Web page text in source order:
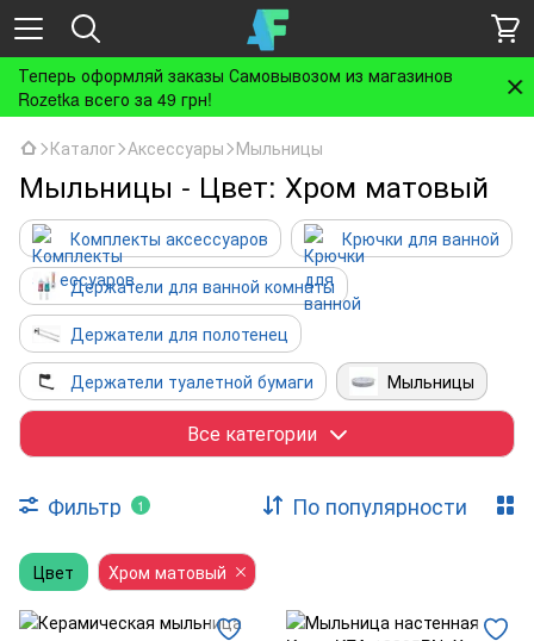
Теперь оформляй заказы Самовывозом из магазинов
Rozetka всего за 49 грн!
Каталог Аксессуары Мыльницы
Мыльницы - Цвет: Хром матовый
Комплекты аксессуаров
Крючки для ванной
Держатели для ванной комнаты
Держатели для полотенец
Держатели туалетной бумаги
Мыльницы
Дозаторы жидкого мыла
Полки для ванной
Ершики для унитаза
Туалетные стойки
Поручни
Косметические зеркала
Все категории
Фильтр 1 По популярности
Цвет Хром матовый